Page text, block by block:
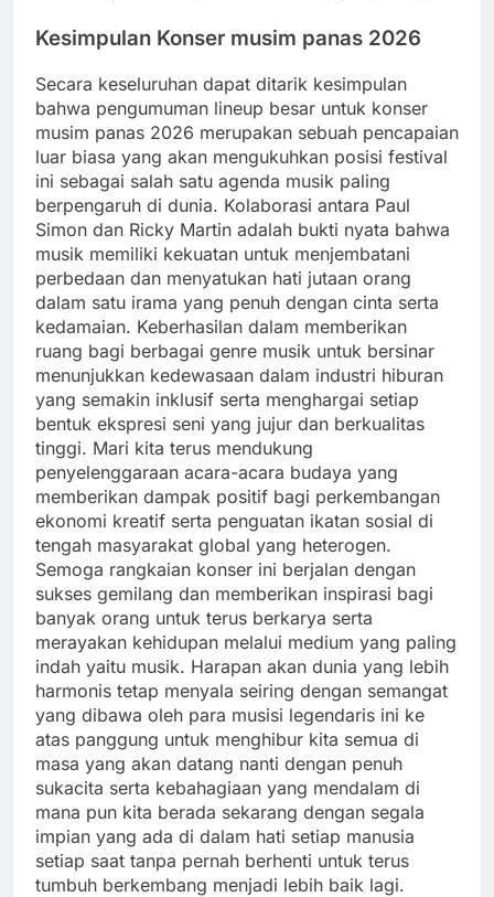
Kesimpulan Konser musim panas 2026
Secara keseluruhan dapat ditarik kesimpulan
bahwa pengumuman lineup besar untuk konser
musim panas 2026 merupakan sebuah pencapaian
luar biasa yang akan mengukuhkan posisi festival
ini sebagai salah satu agenda musik paling
berpengaruh di dunia. Kolaborasi antara Paul
Simon dan Ricky Martin adalah bukti nyata bahwa
musik memiliki kekuatan untuk menjembatani
perbedaan dan menyatukan hati jutaan orang
dalam satu irama yang penuh dengan cinta serta
kedamaian. Keberhasilan dalam memberikan
ruang bagi berbagai genre musik untuk bersinar
menunjukkan kedewasaan dalam industri hiburan
yang semakin inklusif serta menghargai setiap
bentuk ekspresi seni yang jujur dan berkualitas
tinggi. Mari kita terus mendukung
penyelenggaraan acara-acara budaya yang
memberikan dampak positif bagi perkembangan
ekonomi kreatif serta penguatan ikatan sosial di
tengah masyarakat global yang heterogen.
Semoga rangkaian konser ini berjalan dengan
sukses gemilang dan memberikan inspirasi bagi
banyak orang untuk terus berkarya serta
merayakan kehidupan melalui medium yang paling
indah yaitu musik. Harapan akan dunia yang lebih
harmonis tetap menyala seiring dengan semangat
yang dibawa oleh para musisi legendaris ini ke
atas panggung untuk menghibur kita semua di
masa yang akan datang nanti dengan penuh
sukacita serta kebahagiaan yang mendalam di
mana pun kita berada sekarang dengan segala
impian yang ada di dalam hati setiap manusia
setiap saat tanpa pernah berhenti untuk terus
tumbuh berkembang menjadi lebih baik lagi.